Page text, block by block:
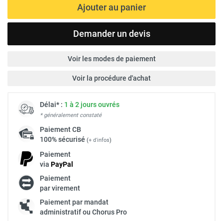
Ajouter au panier
Demander un devis
Voir les modes de paiement
Voir la procédure d'achat
Délai* : 1 à 2 jours ouvrés
* généralement constaté
PaiementCB
100% sécurisé (+ d'infos)
Paiement
via PayPal
Paiement
par virement
Paiement par mandat
administratif ou Chorus Pro